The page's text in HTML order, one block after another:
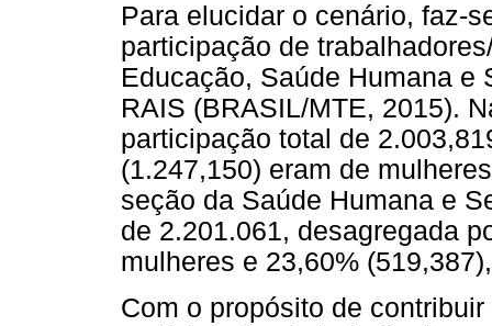
Para elucidar o cenário, faz-
participação de
Educação, Saúde Humana e
RAIS (BRASIL/MTE, 2015).
participação total de
(1.247,150) eram de
seção da Saúde Humana e
de 2.201.061, desagregada
mulheres e 23,60%
Com o propósito de